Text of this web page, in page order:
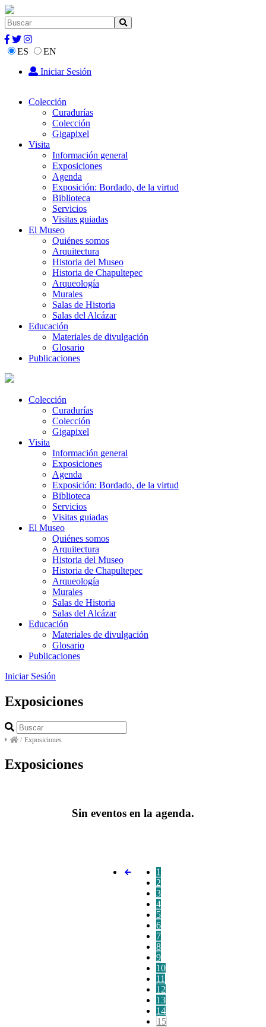
ES
EN
Iniciar Sesión
Colección
Curadurías
Colección
Gigapixel
Visita
Información general
Exposiciones
Agenda
Exposición: Bordado, de la virtud
Biblioteca
Servicios
Visitas guiadas
El Museo
Quiénes somos
Arquitectura
Historia del Museo
Historia de Chapultepec
Arqueología
Murales
Salas de Historia
Salas del Alcázar
Educación
Materiales de divulgación
Glosario
Publicaciones
Colección
Curadurías
Colección
Gigapixel
Visita
Información general
Exposiciones
Agenda
Exposición: Bordado, de la virtud
Biblioteca
Servicios
Visitas guiadas
El Museo
Quiénes somos
Arquitectura
Historia del Museo
Historia de Chapultepec
Arqueología
Murales
Salas de Historia
Salas del Alcázar
Educación
Materiales de divulgación
Glosario
Publicaciones
Iniciar Sesión
Exposiciones
/ Exposiciones
Exposiciones
Sin eventos en la agenda.
1
2
3
4
5
6
7
8
9
10
11
12
13
14
15